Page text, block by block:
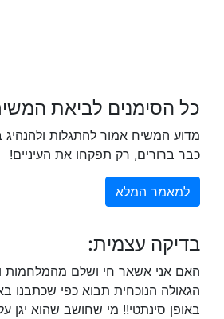
כל הסימנים לביאת
מדוע המשיח אמור להתגלות ולהנהיג
כבר ברורים, רק תפקחו את העיניים!
למאמר המלא
בדיקה עצמית:
האם אני אשאר חי ושלם מהמלחמות
הגאולה הנוכחית תבוא כפי שכתבנו
באופן סינתטי!! מי שחושב שהוא יגן